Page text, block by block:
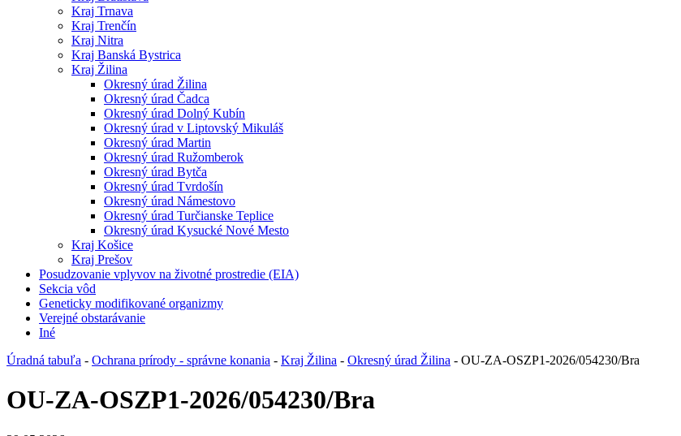
Kraj Trnava
Kraj Trenčín
Kraj Nitra
Kraj Banská Bystrica
Kraj Žilina
Okresný úrad Žilina
Okresný úrad Čadca
Okresný úrad Dolný Kubín
Okresný úrad v Liptovský Mikuláš
Okresný úrad Martin
Okresný úrad Ružomberok
Okresný úrad Bytča
Okresný úrad Tvrdošín
Okresný úrad Námestovo
Okresný úrad Turčianske Teplice
Okresný úrad Kysucké Nové Mesto
Kraj Košice
Kraj Prešov
Posudzovanie vplyvov na životné prostredie (EIA)
Sekcia vôd
Geneticky modifikované organizmy
Verejné obstarávanie
Iné
Úradná tabuľa - Ochrana prírody - správne konania - Kraj Žilina - Okresný úrad Žilina - OU-ZA-OSZP1-2026/054230/Bra
OU-ZA-OSZP1-2026/054230/Bra